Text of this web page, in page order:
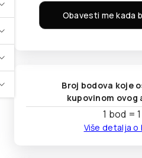
Obavesti me kada
Broj bodova koje
kupovinom ovog
1 bod =
Više detalja o